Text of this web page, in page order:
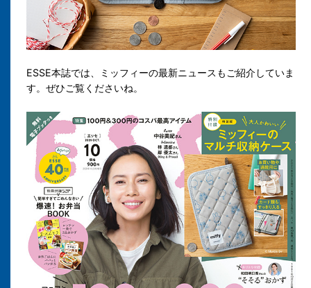
ESSE本誌では、ミッフィーの最新ニュースもご紹介していま
す。ぜひご覧くださいね。